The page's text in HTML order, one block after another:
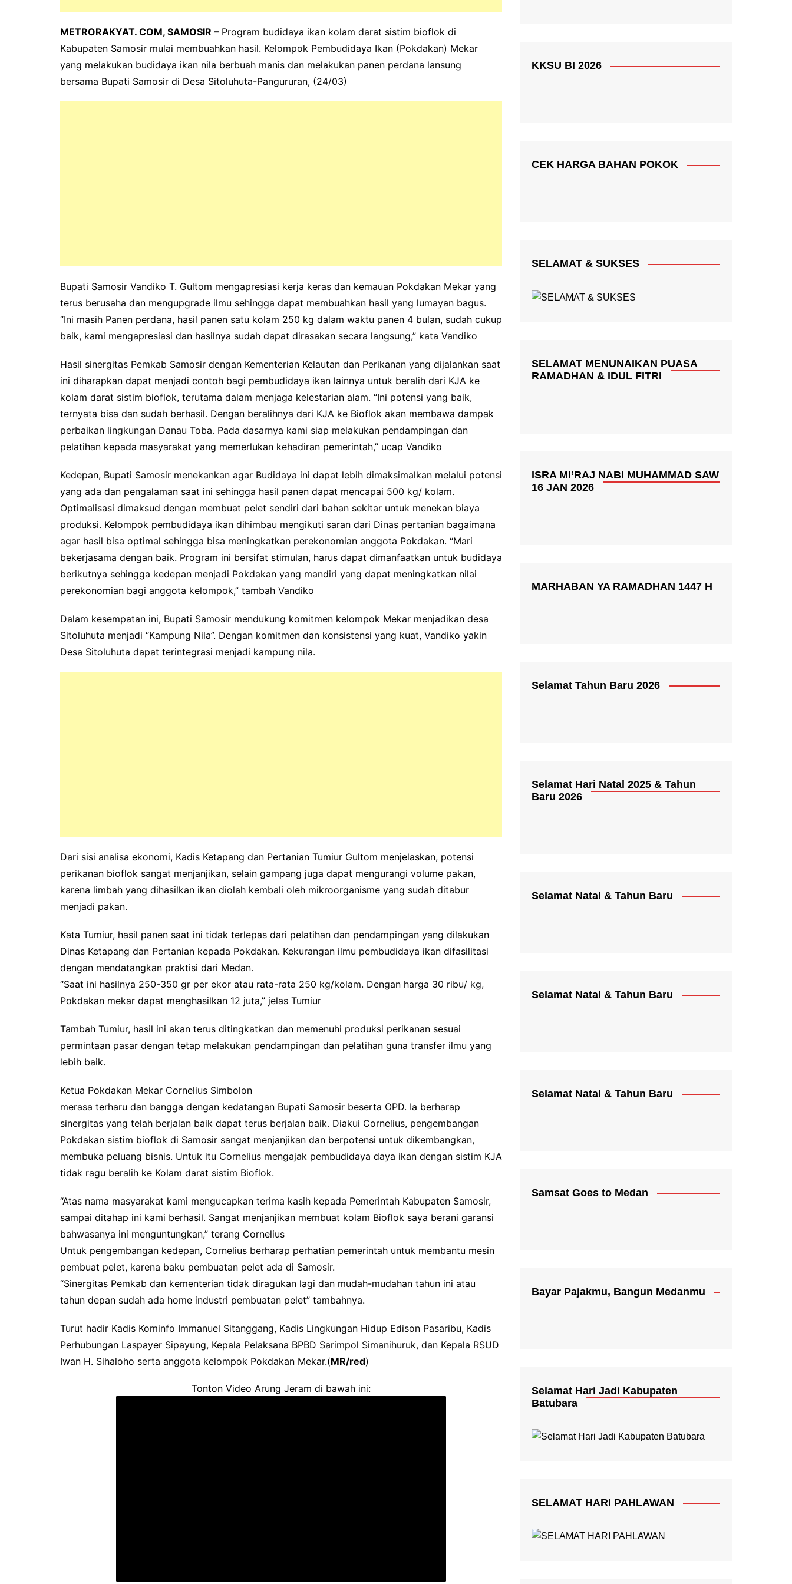
METRORAKYAT. COM, SAMOSIR – Program budidaya ikan kolam darat sistim bioflok di
Kabupaten Samosir mulai membuahkan hasil. Kelompok Pembudidaya Ikan (Pokdakan) Mekar
yang melakukan budidaya ikan nila berbuah manis dan melakukan panen perdana lansung
bersama Bupati Samosir di Desa Sitoluhuta-Pangururan, (24/03)
Bupati Samosir Vandiko T. Gultom mengapresiasi kerja keras dan kemauan Pokdakan Mekar yang
terus berusaha dan mengupgrade ilmu sehingga dapat membuahkan hasil yang lumayan bagus.
“Ini masih Panen perdana, hasil panen satu kolam 250 kg dalam waktu panen 4 bulan, sudah cukup
baik, kami mengapresiasi dan hasilnya sudah dapat dirasakan secara langsung,” kata Vandiko
Hasil sinergitas Pemkab Samosir dengan Kementerian Kelautan dan Perikanan yang dijalankan saat
ini diharapkan dapat menjadi contoh bagi pembudidaya ikan lainnya untuk beralih dari KJA ke
kolam darat sistim bioflok, terutama dalam menjaga kelestarian alam. “Ini potensi yang baik,
ternyata bisa dan sudah berhasil. Dengan beralihnya dari KJA ke Bioflok akan membawa dampak
perbaikan lingkungan Danau Toba. Pada dasarnya kami siap melakukan pendampingan dan
pelatihan kepada masyarakat yang memerlukan kehadiran pemerintah,” ucap Vandiko
Kedepan, Bupati Samosir menekankan agar Budidaya ini dapat lebih dimaksimalkan melalui potensi
yang ada dan pengalaman saat ini sehingga hasil panen dapat mencapai 500 kg/ kolam.
Optimalisasi dimaksud dengan membuat pelet sendiri dari bahan sekitar untuk menekan biaya
produksi. Kelompok pembudidaya ikan dihimbau mengikuti saran dari Dinas pertanian bagaimana
agar hasil bisa optimal sehingga bisa meningkatkan perekonomian anggota Pokdakan. “Mari
bekerjasama dengan baik. Program ini bersifat stimulan, harus dapat dimanfaatkan untuk budidaya
berikutnya sehingga kedepan menjadi Pokdakan yang mandiri yang dapat meningkatkan nilai
perekonomian bagi anggota kelompok,” tambah Vandiko
Dalam kesempatan ini, Bupati Samosir mendukung komitmen kelompok Mekar menjadikan desa
Sitoluhuta menjadi “Kampung Nila”. Dengan komitmen dan konsistensi yang kuat, Vandiko yakin
Desa Sitoluhuta dapat terintegrasi menjadi kampung nila.
Dari sisi analisa ekonomi, Kadis Ketapang dan Pertanian Tumiur Gultom menjelaskan, potensi
perikanan bioflok sangat menjanjikan, selain gampang juga dapat mengurangi volume pakan,
karena limbah yang dihasilkan ikan diolah kembali oleh mikroorganisme yang sudah ditabur
menjadi pakan.
Kata Tumiur, hasil panen saat ini tidak terlepas dari pelatihan dan pendampingan yang dilakukan
Dinas Ketapang dan Pertanian kepada Pokdakan. Kekurangan ilmu pembudidaya ikan difasilitasi
dengan mendatangkan praktisi dari Medan.
“Saat ini hasilnya 250-350 gr per ekor atau rata-rata 250 kg/kolam. Dengan harga 30 ribu/ kg,
Pokdakan mekar dapat menghasilkan 12 juta,” jelas Tumiur
Tambah Tumiur, hasil ini akan terus ditingkatkan dan memenuhi produksi perikanan sesuai
permintaan pasar dengan tetap melakukan pendampingan dan pelatihan guna transfer ilmu yang
lebih baik.
Ketua Pokdakan Mekar Cornelius Simbolon
merasa terharu dan bangga dengan kedatangan Bupati Samosir beserta OPD. Ia berharap
sinergitas yang telah berjalan baik dapat terus berjalan baik. Diakui Cornelius, pengembangan
Pokdakan sistim bioflok di Samosir sangat menjanjikan dan berpotensi untuk dikembangkan,
membuka peluang bisnis. Untuk itu Cornelius mengajak pembudidaya daya ikan dengan sistim KJA
tidak ragu beralih ke Kolam darat sistim Bioflok.
“Atas nama masyarakat kami mengucapkan terima kasih kepada Pemerintah Kabupaten Samosir,
sampai ditahap ini kami berhasil. Sangat menjanjikan membuat kolam Bioflok saya berani garansi
bahwasanya ini menguntungkan,” terang Cornelius
Untuk pengembangan kedepan, Cornelius berharap perhatian pemerintah untuk membantu mesin
pembuat pelet, karena baku pembuatan pelet ada di Samosir.
“Sinergitas Pemkab dan kementerian tidak diragukan lagi dan mudah-mudahan tahun ini atau
tahun depan sudah ada home industri pembuatan pelet” tambahnya.
Turut hadir Kadis Kominfo Immanuel Sitanggang, Kadis Lingkungan Hidup Edison Pasaribu, Kadis
Perhubungan Laspayer Sipayung, Kepala Pelaksana BPBD Sarimpol Simanihuruk, dan Kepala RSUD
Iwan H. Sihaloho serta anggota kelompok Pokdakan Mekar.(MR/red)
Tonton Video Arung Jeram di bawah ini:
KKSU BI 2026
CEK HARGA BAHAN POKOK
SELAMAT & SUKSES
SELAMAT MENUNAIKAN PUASA
RAMADHAN & IDUL FITRI
ISRA MI’RAJ NABI MUHAMMAD SAW
16 JAN 2026
MARHABAN YA RAMADHAN 1447 H
Selamat Tahun Baru 2026
Selamat Hari Natal 2025 & Tahun
Baru 2026
Selamat Natal & Tahun Baru
Selamat Natal & Tahun Baru
Selamat Natal & Tahun Baru
Samsat Goes to Medan
Bayar Pajakmu, Bangun Medanmu
Selamat Hari Jadi Kabupaten
Batubara
SELAMAT HARI PAHLAWAN